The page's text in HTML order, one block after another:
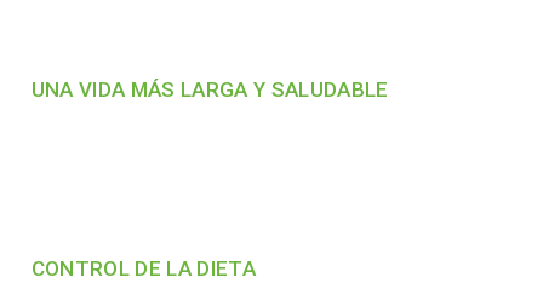
UNA VIDA MÁS LARGA Y SALUDABLE
CONTROL DE LA DIETA